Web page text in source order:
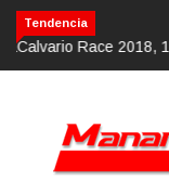
Tendencia